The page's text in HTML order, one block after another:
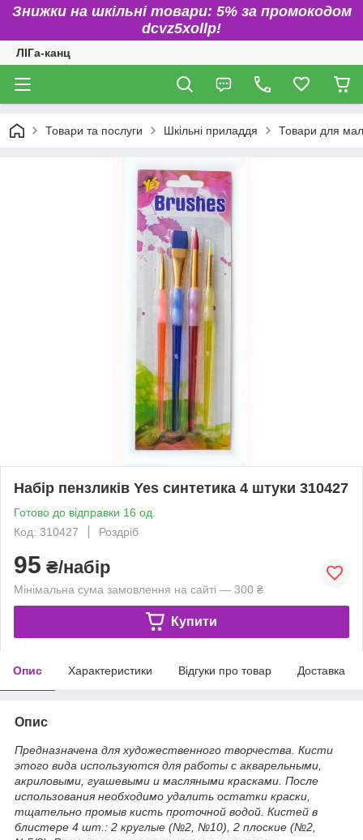
Знижки на шкільні товари: 5% за промокодом
dcvz5xollp!
ЛІГа-канц
Товари та послуги Шкільні приладдя Товари для
Набір пензликів Yes синтетика 4 штуки 310427
Готово до відправки 16 од.
Код: 310427
Роздріб
95 ₴/набір
Мінімальна сума замовлення на сайті — 300 ₴
Купити
Опис Характеристики Відгуки про товар Доставка
Опис
Предназначена для художественного творчества. Кисти
этого вида используются для работы с акварельными,
акриловыми, гуашевыми и масляными красками. После
использования необходимо удалить остатки краски,
тщательно промыв кисть проточной водой. Кистей в
блистере 4 шт.: 2 круглые (№2, №10), 2 плоские (№2,